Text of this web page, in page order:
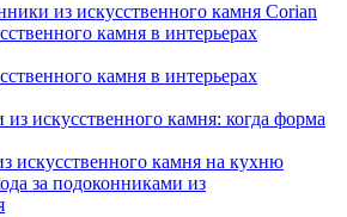
из искусственного камня Corian
камня в интерьерах
камня в интерьерах
искусственного камня: когда форма
искусственного камня на кухню
за подоконниками из